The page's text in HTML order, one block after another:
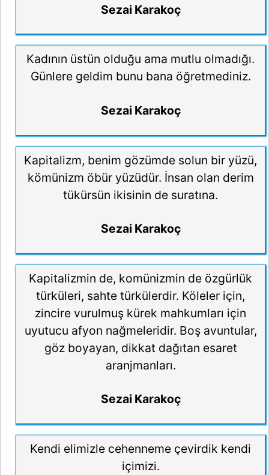
Sezai Karakoç
Kadının üstün olduğu ama mutlu olmadığı.
Günlere geldim bunu bana öğretmediniz.
Sezai Karakoç
Kapitalizm, benim gözümde solun bir yüzü,
kömünizm öbür yüzüdür. İnsan olan derim
tükürsün ikisinin de suratına.
Sezai Karakoç
Kapitalizmin de, komünizmin de özgürlük
türküleri, sahte türkülerdir. Köleler için,
zincire vurulmuş kürek mahkumları için
uyutucu afyon nağmeleridir. Boş avuntular,
göz boyayan, dikkat dağıtan esaret
aranjmanları.
Sezai Karakoç
Kendi elimizle cehenneme çevirdik kendi
içimizi.